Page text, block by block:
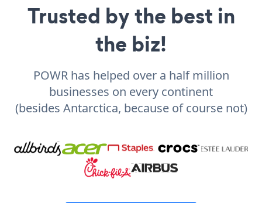
Trusted by the best in
the biz!
POWR has helped over a half million
businesses on every continent
(besides Antarctica, because of course not)